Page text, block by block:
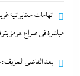
اتهامات
بترقب أمريكي
28 ديسمبر، 2025
اتهامات مخابراتية
مباشرة في صراع هرمز
بعد القاضي المزيف: